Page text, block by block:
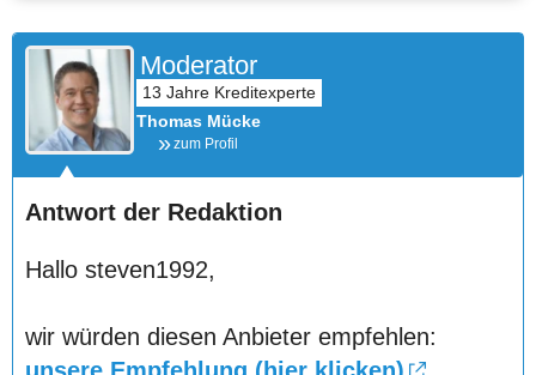
Moderator
Thomas Mücke
zum Profil
Antwort der Redaktion
Hallo steven1992,
wir würden diesen Anbieter empfehlen:
unsere Empfehlung (hier klicken)